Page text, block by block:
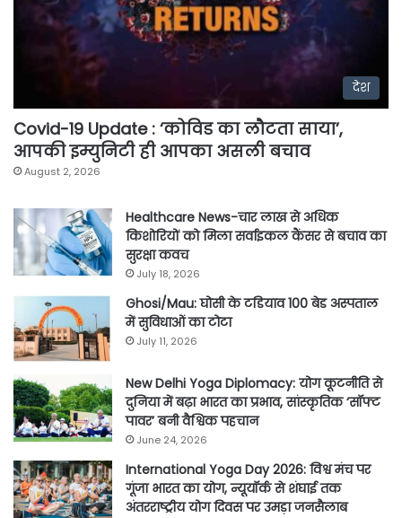
देश
Covid-19 Update : ‘कोविड का लौटता साया’,
आपकी इम्युनिटी ही आपका असली बचाव
August 2, 2026
Healthcare News-चार लाख से अधिक
किशोरियों को मिला सर्वाइकल कैंसर से बचाव का
सुरक्षा कवच
July 18, 2026
Ghosi/Mau: घोसी के टडियाव 100 बेड अस्पताल
में सुविधाओं का टोटा
July 11, 2026
New Delhi Yoga Diplomacy: योग कूटनीति से
दुनिया में बढ़ा भारत का प्रभाव, सांस्कृतिक ‘सॉफ्ट
पावर’ बनी वैश्विक पहचान
June 24, 2026
International Yoga Day 2026: विश्व मंच पर
गूंजा भारत का योग, न्यूयॉर्क से शंघाई तक
अंतरराष्ट्रीय योग दिवस पर उमड़ा जनसैलाब